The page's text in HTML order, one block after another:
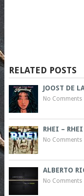
RELATED POSTS
JOOST DE
No Comments
RHEI – RHEI
No Comments
ALBERTO
No Comments